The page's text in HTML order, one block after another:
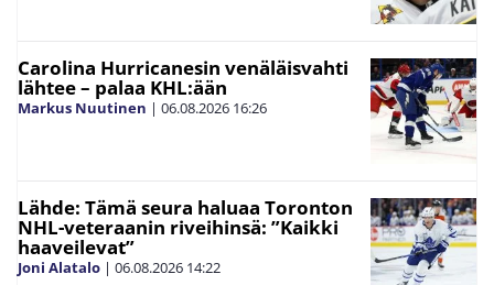
Carolina Hurricanesin venäläisvahti
lähtee – palaa KHL:ään
Markus Nuutinen | 06.08.2026 16:26
Lähde: Tämä seura haluaa Toronton
NHL-veteraanin riveihinsä: ”Kaikki
haaveilevat”
Joni Alatalo | 06.08.2026 14:22